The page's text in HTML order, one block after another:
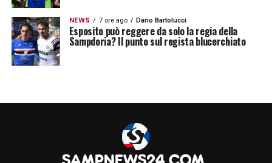
NEWS 7 ore ago Dario Bartolucci
Esposito può reggere da solo la regia della
Sampdoria? Il punto sul regista blucerchiato